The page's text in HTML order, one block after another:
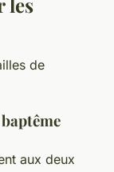
aux deux